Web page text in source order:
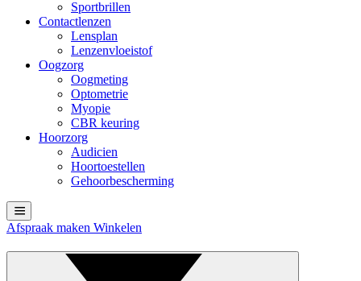
Sportbrillen
Contactlenzen
Lensplan
Lenzenvloeistof
Oogzorg
Oogmeting
Optometrie
Myopie
CBR keuring
Hoorzorg
Audicien
Hoortoestellen
Gehoorbescherming
Afspraak maken Winkelen